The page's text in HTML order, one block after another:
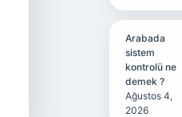
Arabada
sistem
kontrolü ne
demek ?
Ağustos 4,
2026